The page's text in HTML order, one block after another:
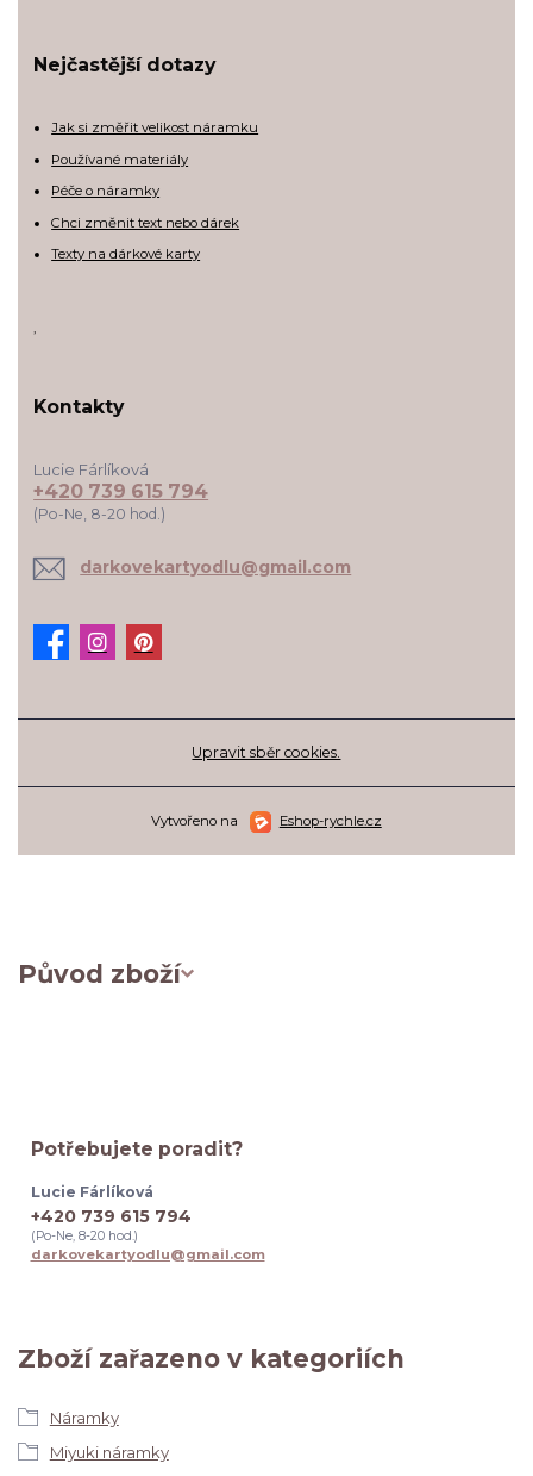
Nejčastější dotazy
Jak si změřit velikost náramku
Používané materiály
Péče o náramky
Chci změnit text nebo dárek
Texty na dárkové karty
Kontakty
Lucie Fárlíková
+420 739 615 794
(Po-Ne, 8-20 hod.)
darkovekartyodlu@gmail.com
Upravit sběr cookies.
Vytvořeno na Eshop-rychle.cz
Původ zboží
Zboží zařazeno v kategoriích
Náramky
Miyuki náramky
Potřebujete poradit?
Lucie Fárlíková
+420 739 615 794
(Po-Ne, 8-20 hod.)
darkovekartyodlu@gmail.com